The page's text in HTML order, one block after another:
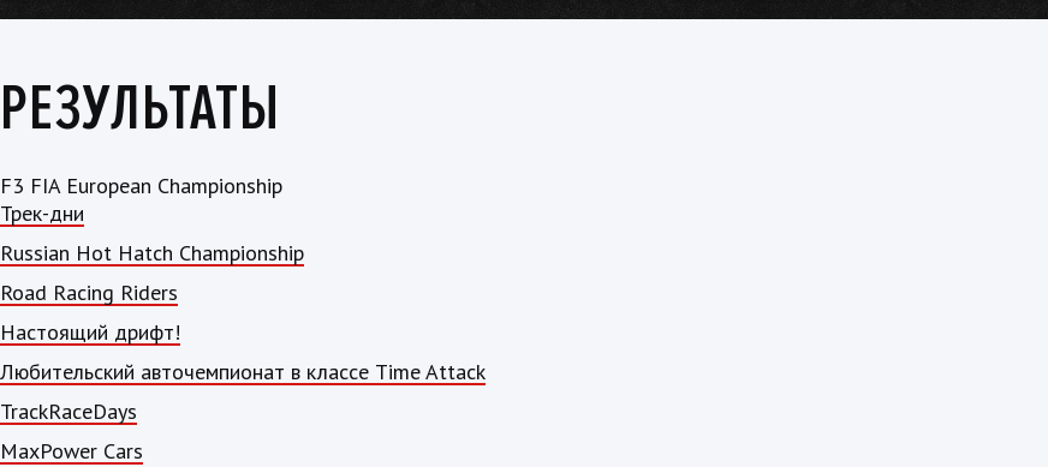
РЕЗУЛЬТАТЫ
F3 FIA European Championship
Трек-дни
Russian Hot Hatch Championship
Road Racing Riders
Настоящий дрифт!
Любительский авточемпионат в классе Time Attack
TrackRaceDays
MaxPower Cars